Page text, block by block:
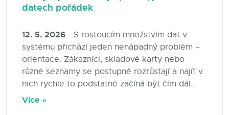
datech pořádek
12. 5. 2026 - S rostoucím množstvím dat v
systému přichází jeden nenápadný problém –
orientace. Zákazníci, skladové karty nebo
různé seznamy se postupně rozrůstají a najít v
nich rychle to podstatné začíná být čím dál
složitější.
Více »